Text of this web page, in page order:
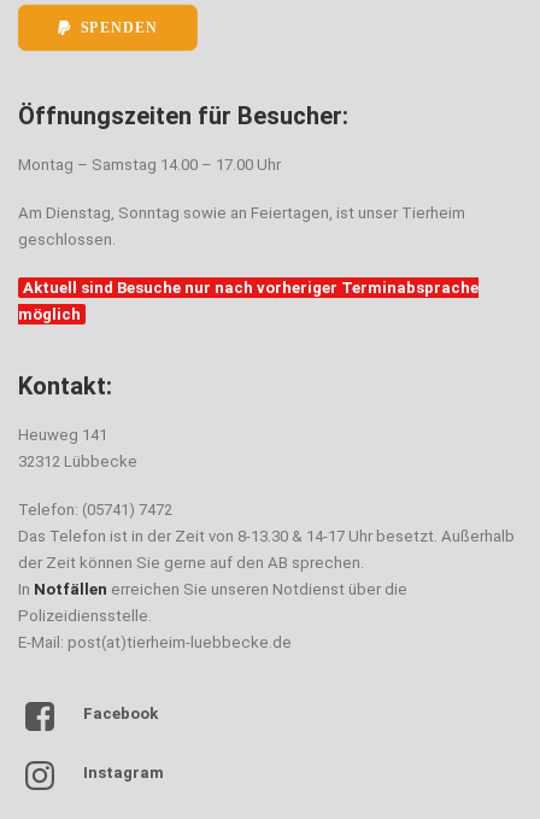
SPENDEN
Öffnungszeiten für Besucher:
Montag – Samstag 14.00 – 17.00 Uhr
Am Dienstag, Sonntag sowie an Feiertagen, ist unser Tierheim
geschlossen.
Aktuell sind Besuche nur nach vorheriger Terminabsprache
möglich
Kontakt:
Heuweg 141
32312 Lübbecke
Telefon: (05741) 7472
Das Telefon ist in der Zeit von 8-13.30 & 14-17 Uhr besetzt. Außerhalb
der Zeit können Sie gerne auf den AB sprechen.
In Notfällen erreichen Sie unseren Notdienst über die
Polizeidiensstelle.
E-Mail: post(at)tierheim-luebbecke.de
Facebook
Instagram